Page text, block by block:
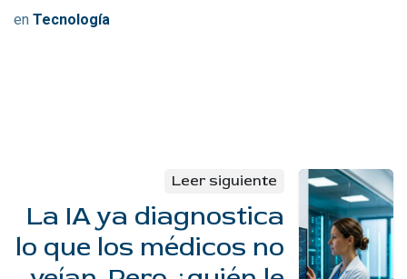
en Tecnología
Leer siguiente
La IA ya diagnostica
lo que los médicos no